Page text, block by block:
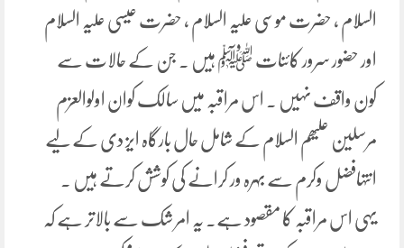
السلام ، حضرت موسی علیہ السلام ، حضرت عیسی علیہ السلام
اور حضور سرور کائنات ﷺ ہیں ۔ جن کے حالات سے
کون واقف نہیں ۔ اس مراقبہ میں سالک کوان اولوالعزم
مرسلین علیھم السلام کے شامل حال بارگاہ ایز دی کے لیے
انتہافضل وکرم سے بہرہ ور کرانے کی کوشش کرتے ہیں ۔
یہی اس مراقبہ کا مقصود ہے۔ یہ امر شک سے بالاتر ہے کہ